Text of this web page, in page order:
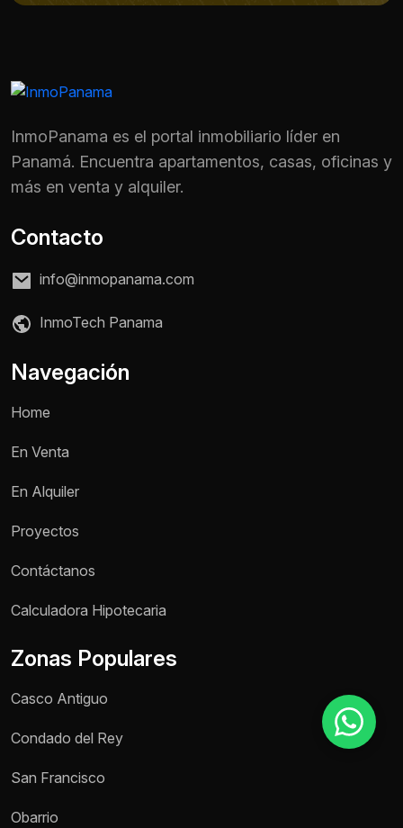
Nombre *
InmoPanama es el portal inmobiliario líder en
Panamá. Encuentra apartamentos, casas, oficinas y
más en venta y alquiler.
Contacto
info@inmopanama.com
InmoTech Panama
Navegación
Home
En Venta
En Alquiler
Proyectos
Contáctanos
Calculadora Hipotecaria
Zonas Populares
Casco Antiguo
Condado del Rey
San Francisco
Obarrio